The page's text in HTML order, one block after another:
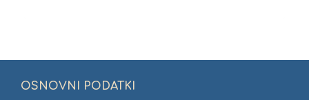
OSNOVNI PODATKI